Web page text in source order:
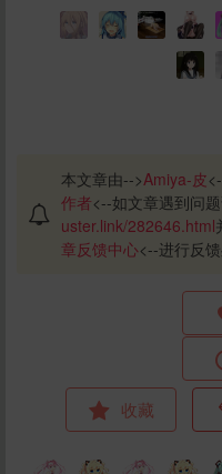
本文章由-->Amiya-皮
作者<--如文章遇到问
uster.link/282646.html
章反馈中心<--进行反
收藏